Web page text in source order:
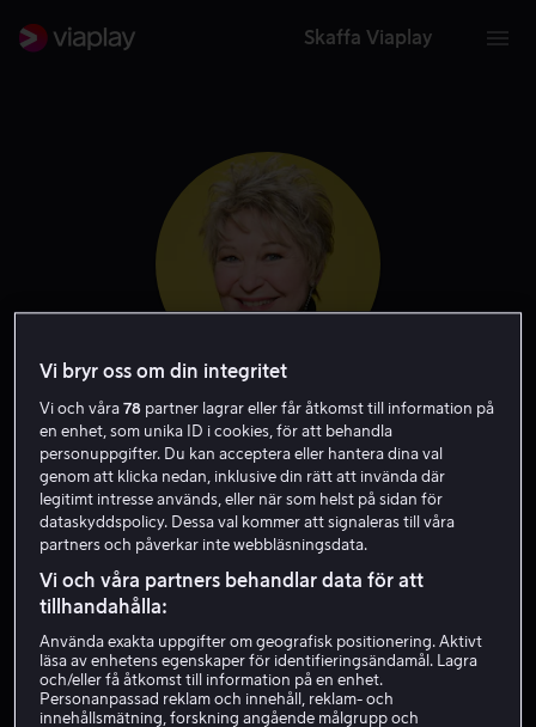
Skaffa Viaplay
Dee Wallace
Skådespelare Gäst
Vi bryr oss om din integritet
Vi och våra78 partner lagrar eller får åtkomst till information på
en enhet, som unika ID i cookies, för att behandla
personuppgifter. Du kan acceptera eller hantera dina val
genom att klicka nedan, inklusive din rätt att invända där
legitimt intresse används, eller när som helst på sidan för
dataskyddspolicy. Dessa val kommer att signaleras till våra
partners och påverkar inte webbläsningsdata.
Vi och våra partners behandlar data för att
tillhandahålla:
Använda exakta uppgifter om geografisk positionering. Aktivt
läsa av enhetens egenskaper för identifieringsändamål. Lagra
och/eller få åtkomst till information på en enhet.
Personanpassad reklam och innehåll, reklam- och
innehållsmätning, forskning angående målgrupp och